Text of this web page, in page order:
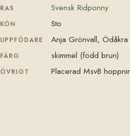
RAS Svensk Ridponny
KÖN Sto
UPPFÖDARE Anja Grönvall, Ödåkra
FÄRG skimmel (född brun)
ÖVRIGT Placerad MsvB